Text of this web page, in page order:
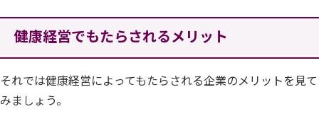
健康経営でもたらされるメリット
それでは健康経営によってもたらされる企業のメリットを見て
みましょう。